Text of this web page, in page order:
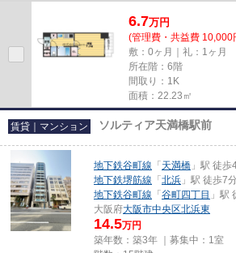
6.7万円
(管理費・共益費 10,000
敷：0ヶ月｜礼：1ヶ月
所在階：6階
間取り：1K
面積：22.23㎡
賃貸｜マンション ソルティア天満橋駅前
地下鉄谷町線 「 天満橋 」駅 徒歩
地下鉄堺筋線 「 北浜 」駅 徒歩7
地下鉄谷町線 「 谷町四丁目 」駅
大阪府大阪市中央区北浜東
14.5万円
築年数：築3年 ｜募集中： 1室